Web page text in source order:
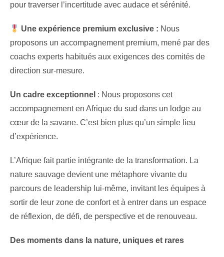
pour traverser l’incertitude avec audace et sérénité.
Une expérience premium exclusive : Nous
proposons un accompagnement premium, mené par des
coachs experts habitués aux exigences des comités de
direction sur-mesure.
Un cadre exceptionnel : Nous proposons cet
accompagnement en Afrique du sud dans un lodge au
cœur de la savane. C’est bien plus qu’un simple lieu
d’expérience.
L’Afrique fait partie intégrante de la transformation. La
nature sauvage devient une métaphore vivante du
parcours de leadership lui-même, invitant les équipes à
sortir de leur zone de confort et à entrer dans un espace
de réflexion, de défi, de perspective et de renouveau.
Des moments dans la nature, uniques et rares